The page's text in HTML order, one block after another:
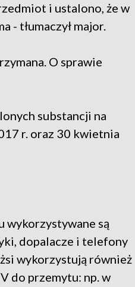
i ustalono, że w
- tłumaczył major.
O sprawie
substancji na
r. oraz 30 kwietnia
wykorzystywane są
dopalacze i telefony
wykorzystują również
do przemytu: np. w